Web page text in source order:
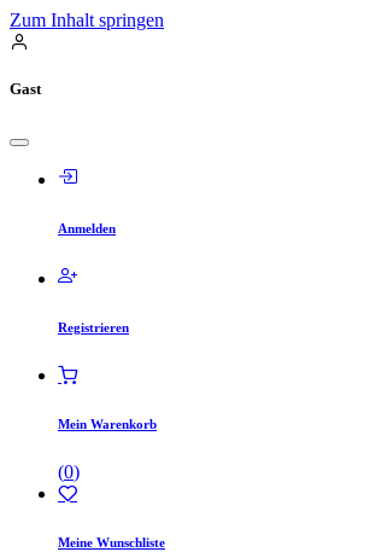
Zum Inhalt springen
Gast
Anmelden
Registrieren
Mein Warenkorb
(0)
Meine Wunschliste